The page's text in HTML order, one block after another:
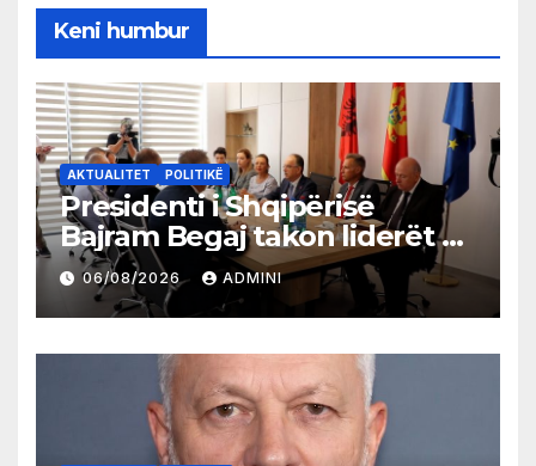
Keni humbur
AKTUALITET POLITIKË
Presidenti i Shqipërisë
Bajram Begaj takon liderët e
partive shqiptare në Ulqin
06/08/2026 ADMINI